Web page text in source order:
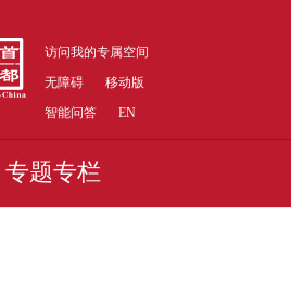
访问我的专属空间
无障碍
移动版
智能问答
EN
专题专栏